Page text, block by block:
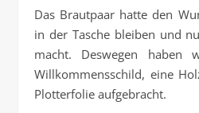
Das Brautpaar hatte den
in der Tasche bleiben und
macht. Deswegen haben
Willkommensschild, eine
Plotterfolie aufgebracht.